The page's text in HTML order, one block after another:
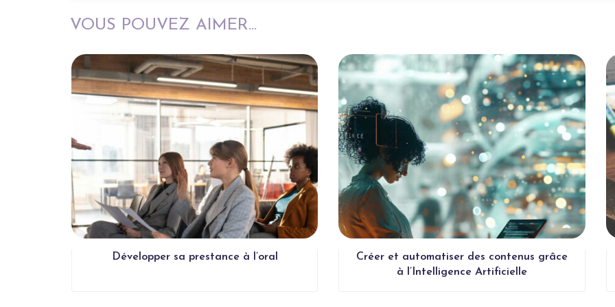
VOUS POUVEZ AIMER...
Développer sa prestance à l’oral
Créer et automatiser des contenus grâce
à l’Intelligence Artificielle